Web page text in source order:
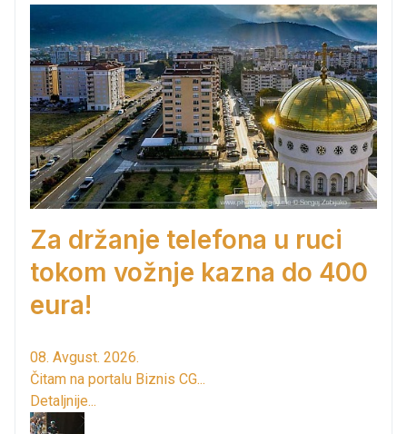
Za držanje telefona u ruci
tokom vožnje kazna do 400
eura!
08. Avgust. 2026.
Čitam na portalu Biznis CG...
Detaljnije...